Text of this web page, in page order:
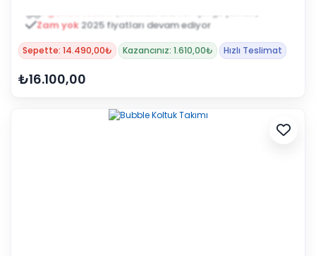
Zam yok 2025 fiyatları devam ediyor
Sepette: 14.490,00₺ Kazancınız: 1.610,00₺ Hızlı Teslimat
₺16.100,00